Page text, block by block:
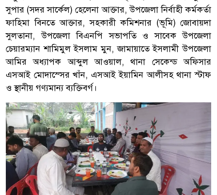
সুপার (সদর সার্কেল) হেলেনা আক্তার, উপজেলা নির্বাহী কর্মকর্তা
ফাহিমা বিনতে আক্তার, সহকারী কমিশনার (ভূমি) জোবায়দা
সুলতানা, উপজেলা বিএনপি সভাপতি ও সাবেক উপজেলা
চেয়ারম্যান শামিমুল ইসলাম মুন, জামায়াতে ইসলামী উপজেলা
আমির অধ্যাপক আব্দুল আওয়াল, থানা সেকেন্ড অফিসার
এসআই মোদাস্সের খাঁন, এসআই ইয়ামিন আলীসহ থানা স্টাফ
ও স্থানীয় গণ্যমান্য ব্যক্তিবর্গ।